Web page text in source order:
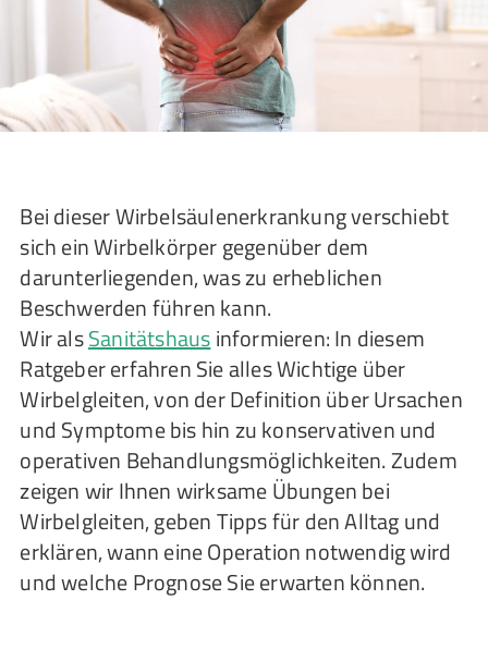
Bei dieser Wirbelsäulenerkrankung verschiebt
sich ein Wirbelkörper gegenüber dem
darunterliegenden, was zu erheblichen
Beschwerden führen kann.
Wir alsSanitätshausinformieren: In diesem
Ratgeber erfahren Sie alles Wichtige über
Wirbelgleiten, von der Definition über Ursachen
und Symptome bis hin zu konservativen und
operativen Behandlungsmöglichkeiten. Zudem
zeigen wir Ihnen wirksame Übungen bei
Wirbelgleiten, geben Tipps für den Alltag und
erklären, wann eine Operation notwendig wird
und welche Prognose Sie erwarten können.